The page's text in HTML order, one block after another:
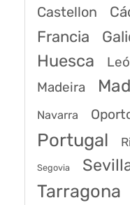
Castellon
Francia
Huesca
Madeira
Navarra
Portugal
Segovia
Tarragona